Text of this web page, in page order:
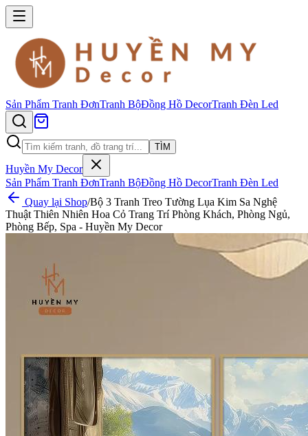
Sản Phẩm Tranh ĐơnTranh BộĐồng Hồ DecorTranh Đèn Led
TÌM
Huyền My Decor
Sản Phẩm Tranh ĐơnTranh BộĐồng Hồ DecorTranh Đèn Led
Quay lại Shop/Bộ 3 Tranh Treo Tường Lụa Kim Sa Nghệ
Thuật Thiên Nhiên Hoa Cỏ Trang Trí Phòng Khách, Phòng Ngủ,
Phòng Bếp, Spa - Huyền My Decor